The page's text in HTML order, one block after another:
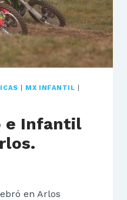
MX INFANTIL
e Infantil
en Arlos